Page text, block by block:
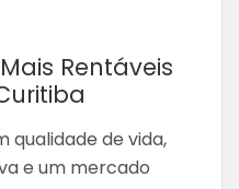
Rentáveis
qualidade de vida,
e um mercado